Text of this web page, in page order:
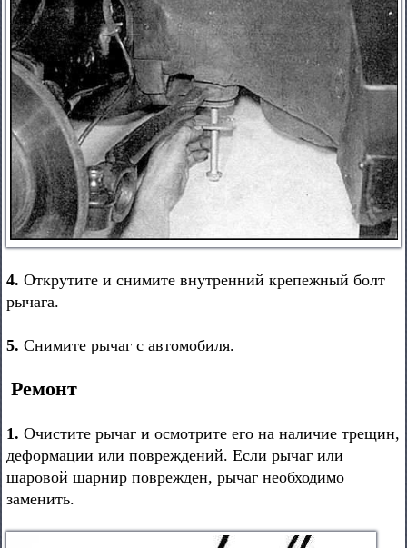
4. Открутите и снимите внутренний крепежный болт
рычага.
5. Снимите рычаг с автомобиля.
Ремонт
1. Очистите рычаг и осмотрите его на наличие трещин,
деформации или повреждений. Если рычаг или
шаровой шарнир поврежден, рычаг необходимо
заменить.